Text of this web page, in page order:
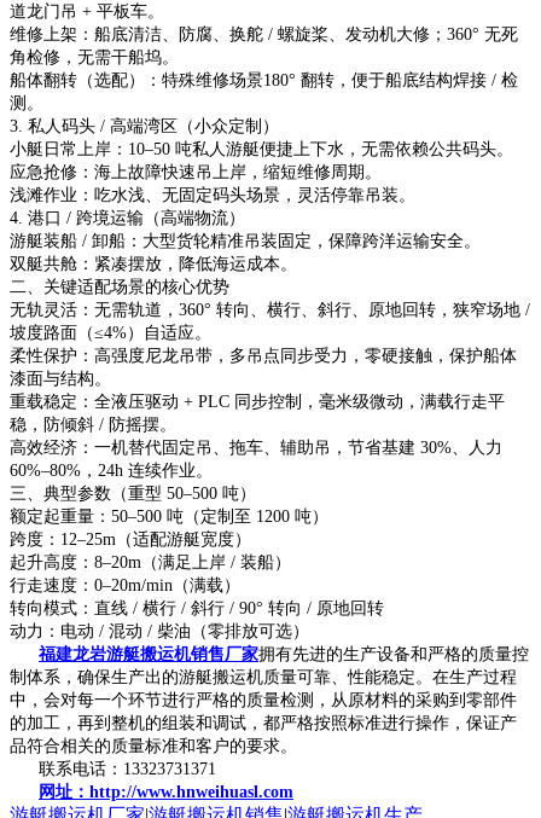
道龙门吊 + 平板车。
维修上架：船底清洁、防腐、换舵 / 螺旋桨、发动机大修；360° 无死
角检修，无需干船坞。
船体翻转（选配）：特殊维修场景180° 翻转，便于船底结构焊接 / 检
测。
3. 私人码头 / 高端湾区（小众定制）
小艇日常上岸：10–50 吨私人游艇便捷上下水，无需依赖公共码头。
应急抢修：海上故障快速吊上岸，缩短维修周期。
浅滩作业：吃水浅、无固定码头场景，灵活停靠吊装。
4. 港口 / 跨境运输（高端物流）
游艇装船 / 卸船：大型货轮精准吊装固定，保障跨洋运输安全。
双艇共舱：紧凑摆放，降低海运成本。
二、关键适配场景的核心优势
无轨灵活：无需轨道，360° 转向、横行、斜行、原地回转，狭窄场地 /
坡度路面（≤4%）自适应。
柔性保护：高强度尼龙吊带，多吊点同步受力，零硬接触，保护船体
漆面与结构。
重载稳定：全液压驱动 + PLC 同步控制，毫米级微动，满载行走平
稳，防倾斜 / 防摇摆。
高效经济：一机替代固定吊、拖车、辅助吊，节省基建 30%、人力
60%–80%，24h 连续作业。
三、典型参数（重型 50–500 吨）
额定起重量：50–500 吨（定制至 1200 吨）
跨度：12–25m（适配游艇宽度）
起升高度：8–20m（满足上岸 / 装船）
行走速度：0–20m/min（满载）
转向模式：直线 / 横行 / 斜行 / 90° 转向 / 原地回转
动力：电动 / 混动 / 柴油（零排放可选）
福建龙岩游艇搬运机销售厂家拥有先进的生产设备和严格的质量控
制体系，确保生产出的游艇搬运机质量可靠、性能稳定。在生产过程
中，会对每一个环节进行严格的质量检测，从原材料的采购到零部件
的加工，再到整机的组装和调试，都严格按照标准进行操作，保证产
品符合相关的质量标准和客户的要求。
联系电话：13323731371
网址：http://www.hnweihuasl.com